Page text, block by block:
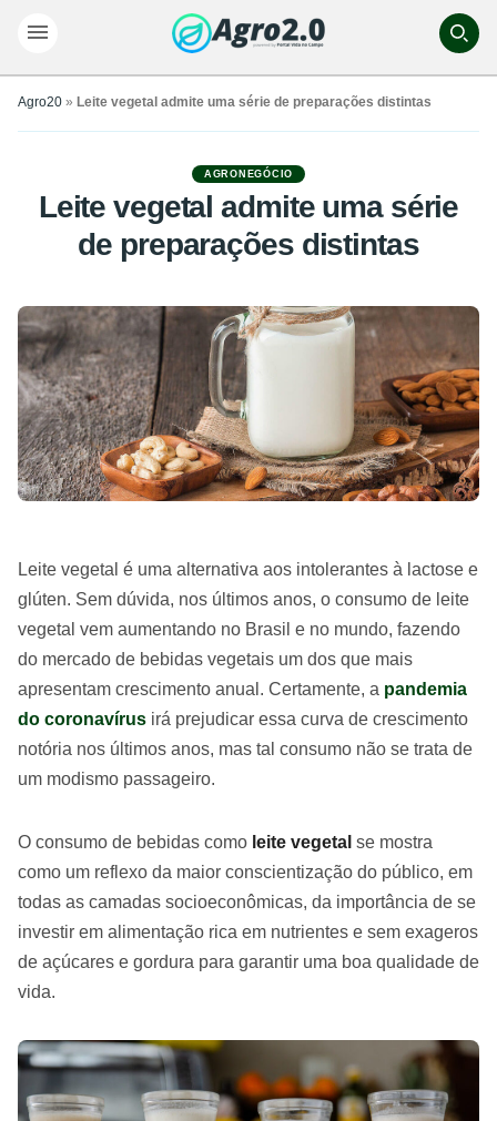
Agro20 » Leite vegetal admite uma série de preparações distintas
AGRONEGÓCIO
Leite vegetal admite uma série
de preparações distintas
Leite vegetal é uma alternativa aos intolerantes à lactose e
glúten. Sem dúvida, nos últimos anos, o consumo de leite
vegetal vem aumentando no Brasil e no mundo, fazendo
do mercado de bebidas vegetais um dos que mais
apresentam crescimento anual. Certamente, a pandemia
do coronavírus irá prejudicar essa curva de crescimento
notória nos últimos anos, mas tal consumo não se trata de
um modismo passageiro.
O consumo de bebidas como leite vegetal se mostra
como um reflexo da maior conscientização do público, em
todas as camadas socioeconômicas, da importância de se
investir em alimentação rica em nutrientes e sem exageros
de açúcares e gordura para garantir uma boa qualidade de
vida.